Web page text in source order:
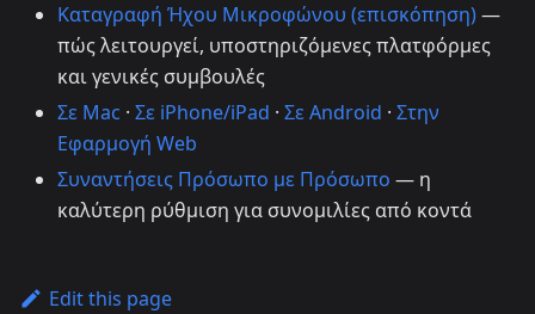
Καταγραφή Ήχου Μικροφώνου (επισκόπηση)—
πώς λειτουργεί, υποστηριζόμενες πλατφόρμες
και γενικές συμβουλές
Σε Mac · Σε iPhone/iPad · Σε Android · Στην
Εφαρμογή Web
Συναντήσεις Πρόσωπο με Πρόσωπο — η
καλύτερη ρύθμιση για συνομιλίες από κοντά
Edit this page